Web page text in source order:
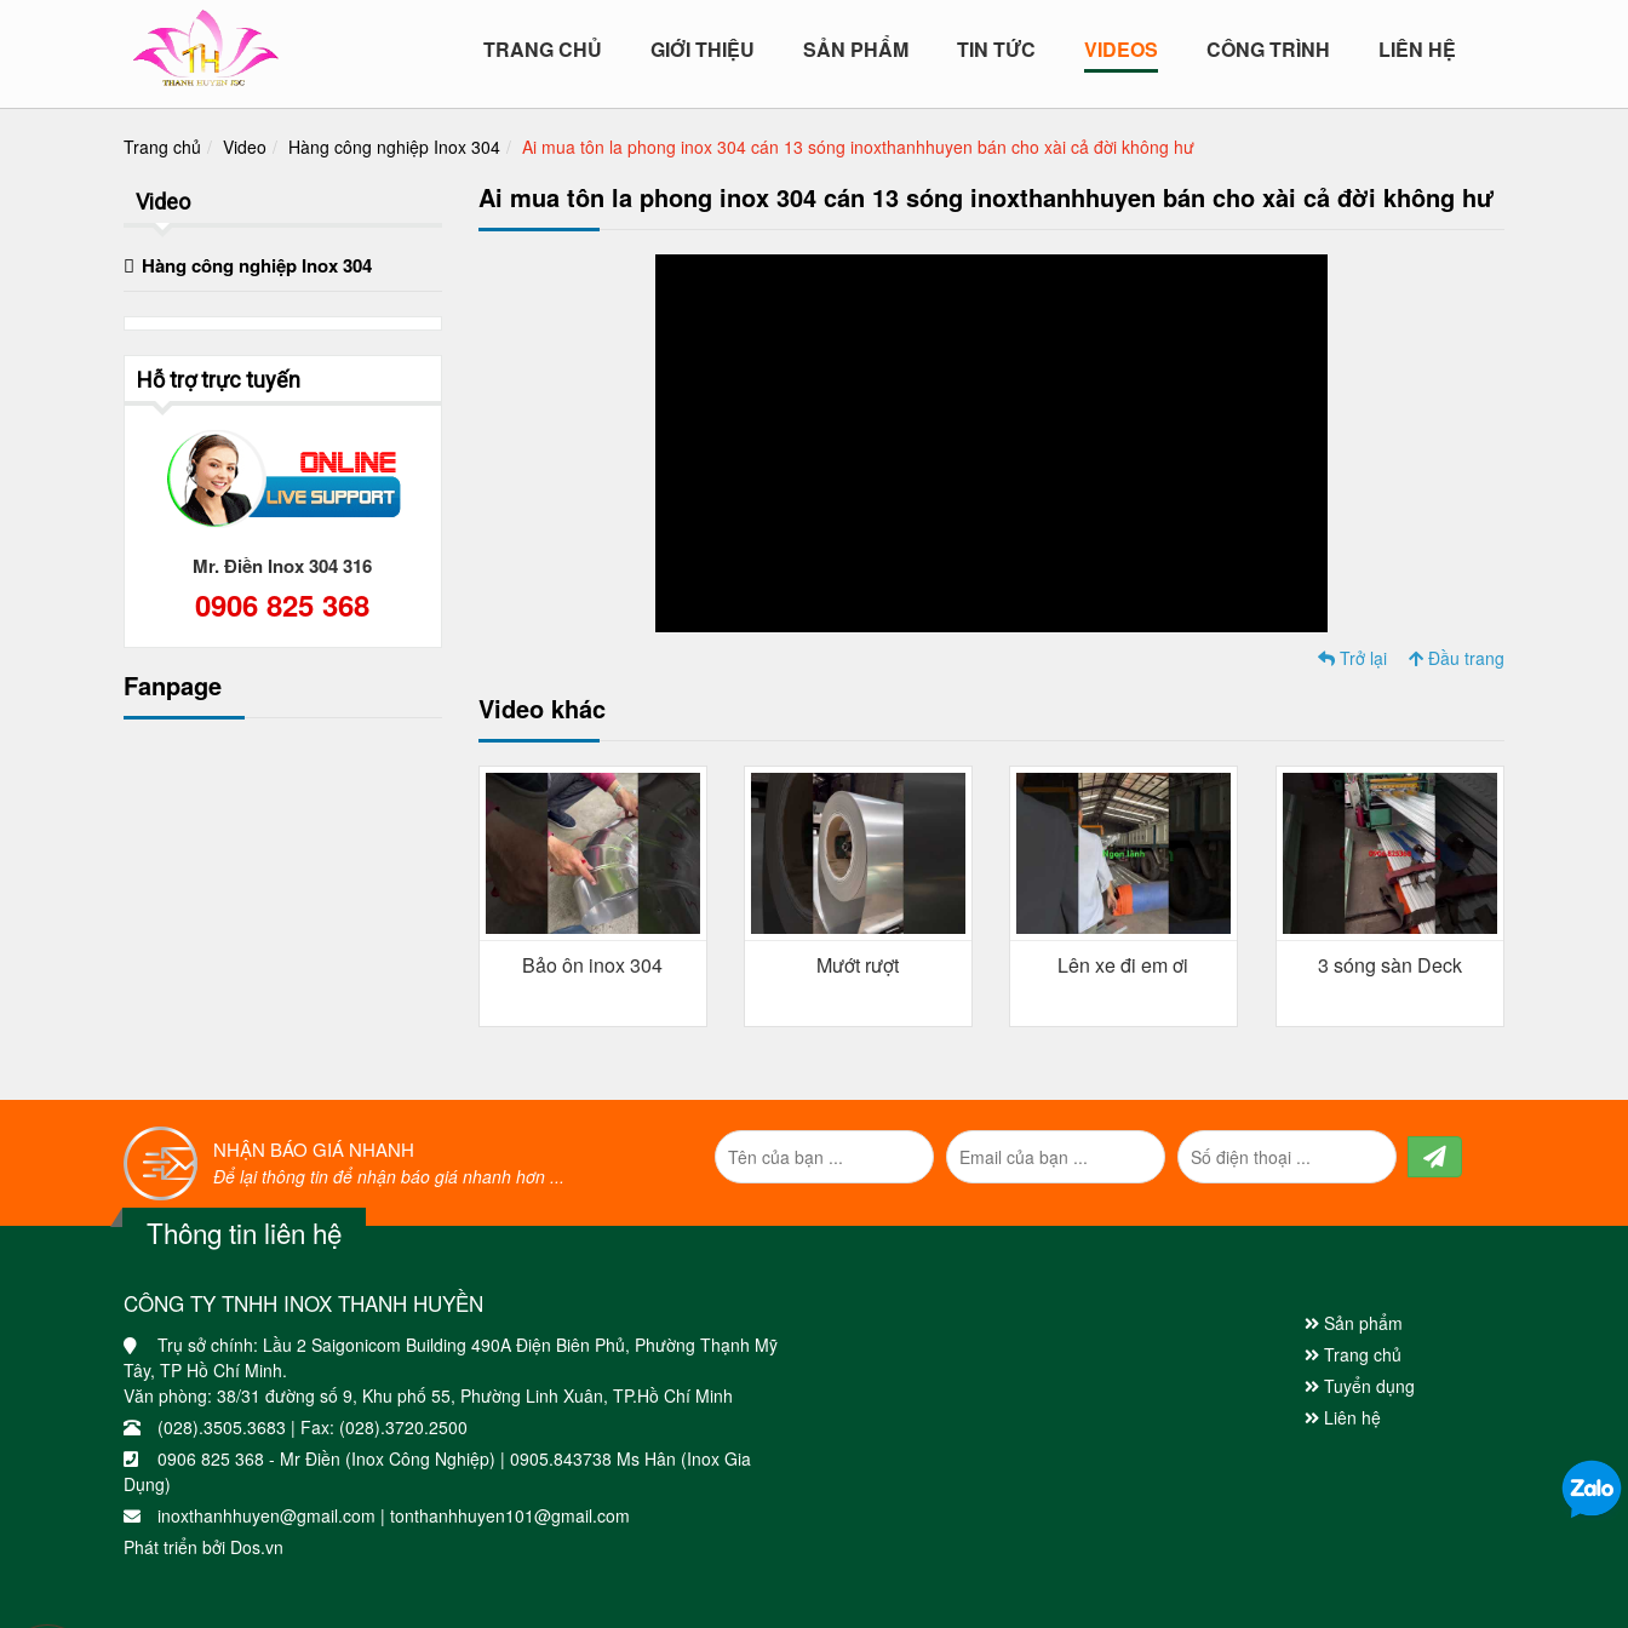
TRANG CHỦ GIỚI THIỆU SẢN PHẨM TIN TỨC VIDEOS CÔNG TRÌNH LIÊN HỆ
Trang chủ Video Hàng công nghiệp Inox 304 Ai mua tôn la phong inox 304 cán 13 sóng inoxthanhhuyen bán cho xài cả đời không hư
Ai mua tôn la phong inox 304 cán 13 sóng inoxthanhhuyen bán cho xài cả đời không hư
Trở lại Đầu trang
Video khác
Bảo ôn inox 304 Mướt rượt Lên xe đi em ơi 3 sóng sàn Deck
Video
Hàng công nghiệp Inox 304
Hỗ trợ trực tuyến
Mr. Điền Inox 304 316
0906 825 368
Fanpage
NHẬN BÁO GIÁ NHANH
Để lại thông tin để nhận báo giá nhanh hơn ...
Thông tin liên hệ
CÔNG TY TNHH INOX THANH HUYỀN
Trụ sở chính: Lầu 2 Saigonicom Building 490A Điện Biên Phủ, Phường Thạnh Mỹ
Tây, TP Hồ Chí Minh.
Văn phòng: 38/31 đường số 9, Khu phố 55, Phường Linh Xuân, TP.Hồ Chí Minh
(028).3505.3683 | Fax: (028).3720.2500
0906 825 368 - Mr Điền (Inox Công Nghiệp) | 0905.843738 Ms Hân (Inox Gia
Dụng)
inoxthanhhuyen@gmail.com | tonthanhhuyen101@gmail.com
Phát triển bởi Dos.vn
Sản phẩm
Trang chủ
Tuyển dụng
Liên hệ